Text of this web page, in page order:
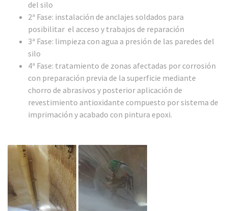
del silo
2ª Fase: instalación de anclajes soldados para
posibilitar el acceso y trabajos de reparación
3ª Fase: limpieza con agua a presión de las paredes del
silo
4ª Fase: tratamiento de zonas afectadas por corrosión
con preparación previa de la superficie mediante
chorro de abrasivos y posterior aplicación de
revestimiento antioxidante compuesto por sistema de
imprimación y acabado con pintura epoxi.